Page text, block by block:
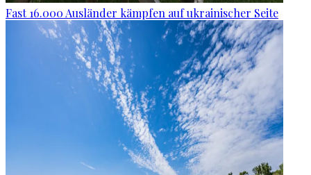
Fast 16.000 Ausländer kämpfen auf ukrainischer Seite